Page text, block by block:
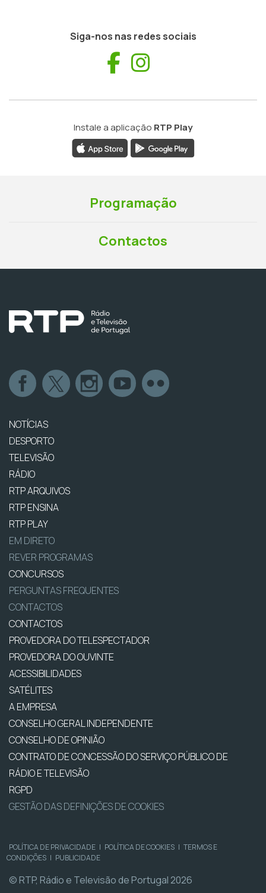
Siga-nos nas redes sociais
Facebook
Instale a aplicação RTP Play
Programação
Contactos
NOTÍCIAS
DESPORTO
TELEVISÃO
RÁDIO
RTP ARQUIVOS
RTP ENSINA
RTP PLAY
EM DIRETO
REVER PROGRAMAS
CONCURSOS
PERGUNTAS FREQUENTES
CONTACTOS
CONTACTOS
PROVEDORA DO TELESPECTADOR
PROVEDORA DO OUVINTE
ACESSIBILIDADES
SATÉLITES
A EMPRESA
CONSELHO GERAL INDEPENDENTE
CONSELHO DE OPINIÃO
CONTRATO DE CONCESSÃO DO SERVIÇO PÚBLICO DE
RÁDIO E TELEVISÃO
RGPD
GESTÃO DAS DEFINIÇÕES DE COOKIES
POLÍTICA DE PRIVACIDADE | POLÍTICA DE COOKIES | TERMOS E
CONDIÇÕES | PUBLICIDADE
© RTP, Rádio e Televisão de Portugal 2026